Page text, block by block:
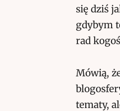
się dziś
gdybym
rad
Mówią,
tematy,